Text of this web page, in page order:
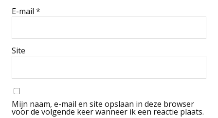
E-mail *
Site
Mijn naam, e-mail en site opslaan in deze browser
voor de volgende keer wanneer ik een reactie plaats.